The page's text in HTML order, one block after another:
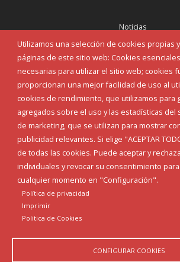
Utilizamos una selección de cookies propias
páginas de este sitio web: Cookies
necesarias para utilizar el sitio web; cookies
proporcionan una mejor facilidad de uso al
cookies de rendimiento, que utilizamos para
agregados sobre el uso y las estadísticas del
de marketing, que se utilizan para mostrar
publicidad relevantes. Si elige "ACEPTAR
de todas las cookies. Puede aceptar y
individuales y revocar su consentimiento
cualquier momento en "Configuración".
Política de privacidad
Imprimir
Politica de Cookies
CONFIGURAR COOKIES
Noticias
Eventos
Corporación Municipal
Teléfonos de interés
INICIAR SESIÓN
MAPA WEB